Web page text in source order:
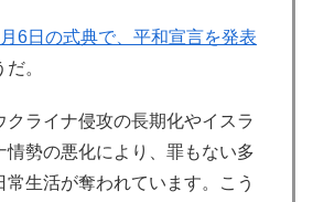
6日の式典で、平和宣言を発表
。
クライナ侵攻の長期化やイスラ
情勢の悪化により、罪もない多
常生活が奪われています。こう